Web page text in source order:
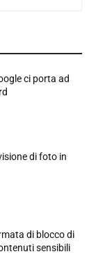
ci porta ad
di foto in
di blocco di
sensibili